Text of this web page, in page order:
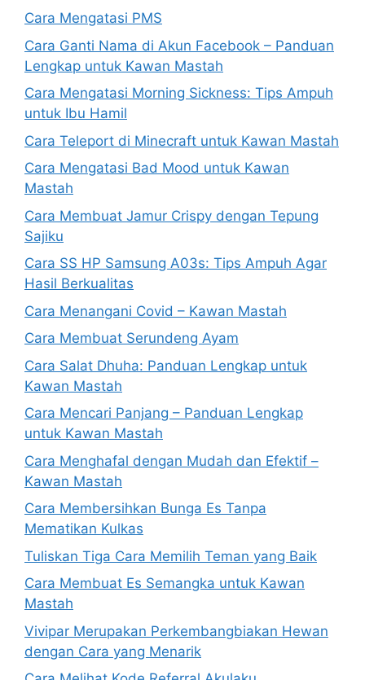
Cara Mengatasi PMS
Cara Ganti Nama di Akun Facebook – Panduan
Lengkap untuk Kawan Mastah
Cara Mengatasi Morning Sickness: Tips Ampuh
untuk Ibu Hamil
Cara Teleport di Minecraft untuk Kawan Mastah
Cara Mengatasi Bad Mood untuk Kawan
Mastah
Cara Membuat Jamur Crispy dengan Tepung
Sajiku
Cara SS HP Samsung A03s: Tips Ampuh Agar
Hasil Berkualitas
Cara Menangani Covid – Kawan Mastah
Cara Membuat Serundeng Ayam
Cara Salat Dhuha: Panduan Lengkap untuk
Kawan Mastah
Cara Mencari Panjang – Panduan Lengkap
untuk Kawan Mastah
Cara Menghafal dengan Mudah dan Efektif –
Kawan Mastah
Cara Membersihkan Bunga Es Tanpa
Mematikan Kulkas
Tuliskan Tiga Cara Memilih Teman yang Baik
Cara Membuat Es Semangka untuk Kawan
Mastah
Vivipar Merupakan Perkembangbiakan Hewan
dengan Cara yang Menarik